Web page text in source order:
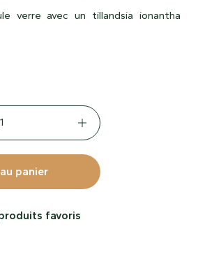
verre avec un tillandsia ionantha
panier
favoris